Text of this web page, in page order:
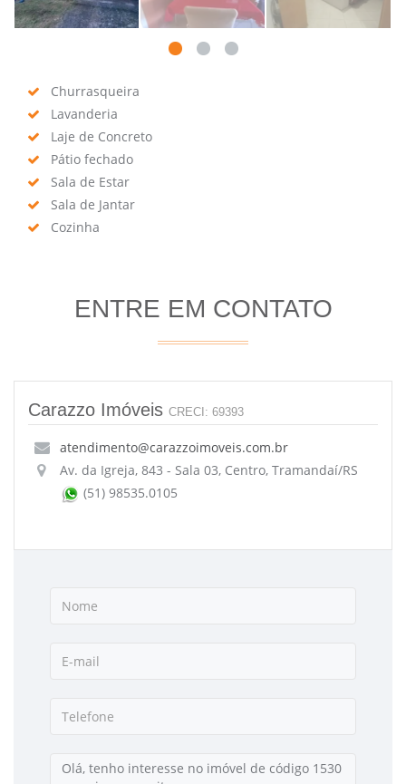
Churrasqueira
Lavanderia
Laje de Concreto
Pátio fechado
Sala de Estar
Sala de Jantar
Cozinha
ENTRE EM CONTATO
Carazzo Imóveis CRECI: 69393
atendimento@carazzoimoveis.com.br
Av. da Igreja, 843 - Sala 03, Centro, Tramandaí/RS
(51) 98535.0105